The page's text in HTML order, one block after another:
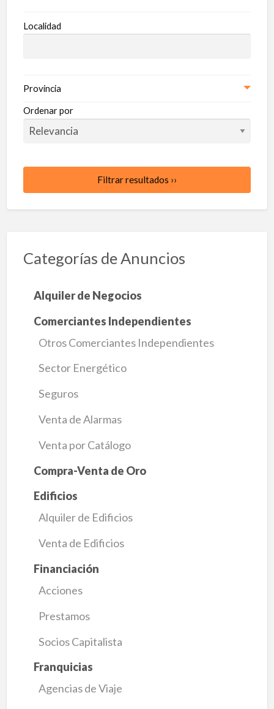
Localidad
Provincia
Ordenar por
Filtrar resultados ››
Categorías de Anuncios
Alquiler de Negocios
Comerciantes Independientes
Otros Comerciantes Independientes
Sector Energético
Seguros
Venta de Alarmas
Venta por Catálogo
Compra-Venta de Oro
Edificios
Alquiler de Edificios
Venta de Edificios
Financiación
Acciones
Prestamos
Socios Capitalista
Franquicias
Agencias de Viaje